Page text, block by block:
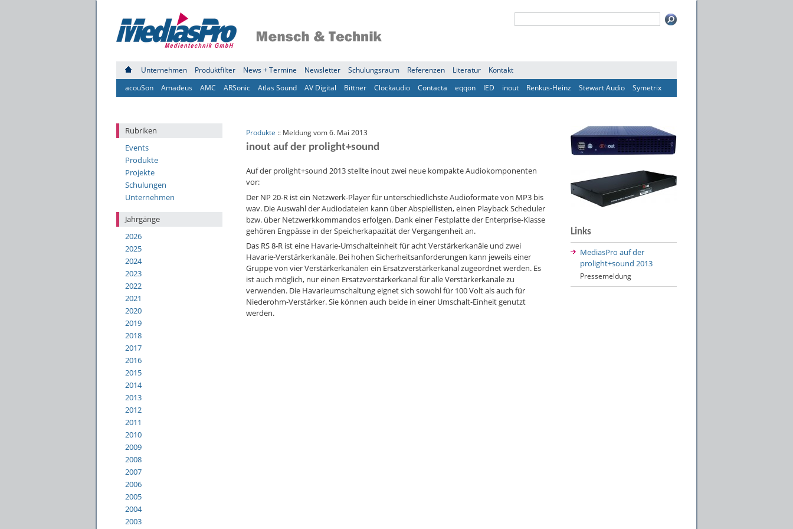
Unternehmen Produktfilter News + Termine Newsletter Schulungsraum Referenzen Literatur
Kontakt
acouSon
Amadeus AMC ARSonic Atlas Sound AV Digital Bittner Clockaudio Contacta eqqon IED inout Renkus-Heinz Stewart Audio Symetrix
Rubriken
Events
Produkte
Projekte
Schulungen
Unternehmen
Jahrgänge
2026
2025
2024
2023
2022
2021
2020
2019
2018
2017
2016
2015
2014
2013
2012
2011
2010
2009
2008
2007
2006
2005
2004
2003
Produkte :: Meldung vom 6. Mai 2013
inout auf der prolight+sound
Auf der prolight+sound 2013 stellte inout zwei neue kompakte Audiokomponenten
vor:
Der NP 20-R ist ein Netzwerk-Player für unterschiedlichste Audioformate von MP3 bis
wav. Die Auswahl der Audiodateien kann über Abspiellisten, einen Playback Scheduler
bzw. über Netzwerkkommandos erfolgen. Dank einer Festplatte der Enterprise-Klasse
gehören Engpässe in der Speicherkapazität der Vergangenheit an.
Das RS 8-R ist eine Havarie-Umschalteinheit für acht Verstärkerkanäle und zwei
Havarie-Verstärkerkanäle. Bei hohen Sicherheitsanforderungen kann jeweils einer
Gruppe von vier Verstärkerkanälen ein Ersatzverstärkerkanal zugeordnet werden. Es
ist auch möglich, nur einen Ersatzverstärkerkanal für alle Verstärkerkanäle zu
verwenden. Die Havarieumschaltung eignet sich sowohl für 100 Volt als auch für
Niederohm-Verstärker. Sie können auch beide in einer Umschalt-Einheit genutzt
werden.
Links
MediasPro auf der
prolight+sound 2013
Pressemeldung